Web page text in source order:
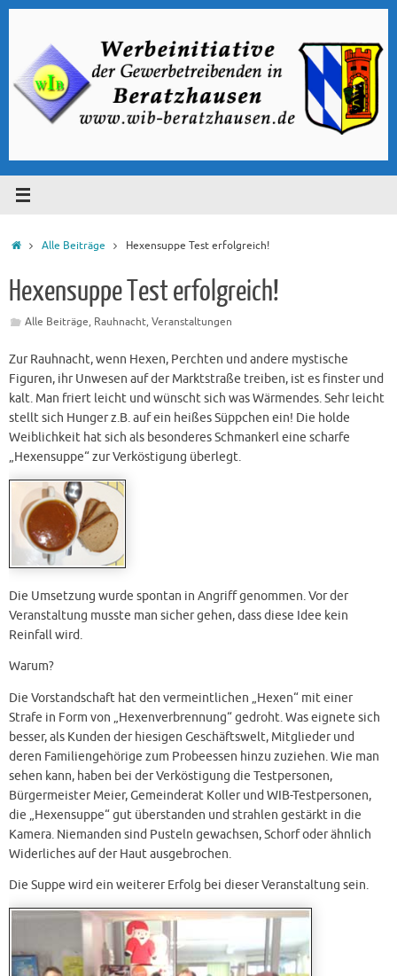
Zum
springen
StartAlle Beiträge Hexensuppe Test erfolgreich!
Hexensuppe Test erfolgreich!
Alle Beiträge, Rauhnacht, Veranstaltungen
Zur Rauhnacht, wenn Hexen, Perchten und andere mystische
Figuren, ihr Unwesen auf der Marktstraße treiben, ist es finster und
kalt. Man friert leicht und wünscht sich was Wärmendes. Sehr leicht
stellt sich Hunger z.B. auf ein heißes Süppchen ein! Die holde
Weiblichkeit hat sich als besonderes Schmankerl eine scharfe
„Hexensuppe“ zur Verköstigung überlegt.
Die Umsetzung wurde spontan in Angriff genommen. Vor der
Veranstaltung musste man sicher gehen, dass diese Idee kein
Reinfall wird.
Warum?
Die Vorstandschaft hat den vermeintlichen „Hexen“ mit einer
Strafe in Form von „Hexenverbrennung“ gedroht. Was eignete sich
besser, als Kunden der hiesigen Geschäftswelt, Mitglieder und
deren Familiengehörige zum Probeessen hinzu zuziehen. Wie man
sehen kann, haben bei der Verköstigung die Testpersonen,
Bürgermeister Meier, Gemeinderat Koller und WIB-Testpersonen,
die „Hexensuppe“ gut überstanden und strahlen gestärkt in die
Kamera. Niemanden sind Pusteln gewachsen, Schorf oder ähnlich
Widerliches auf der Haut ausgebrochen.
Die Suppe wird ein weiterer Erfolg bei dieser Veranstaltung sein.